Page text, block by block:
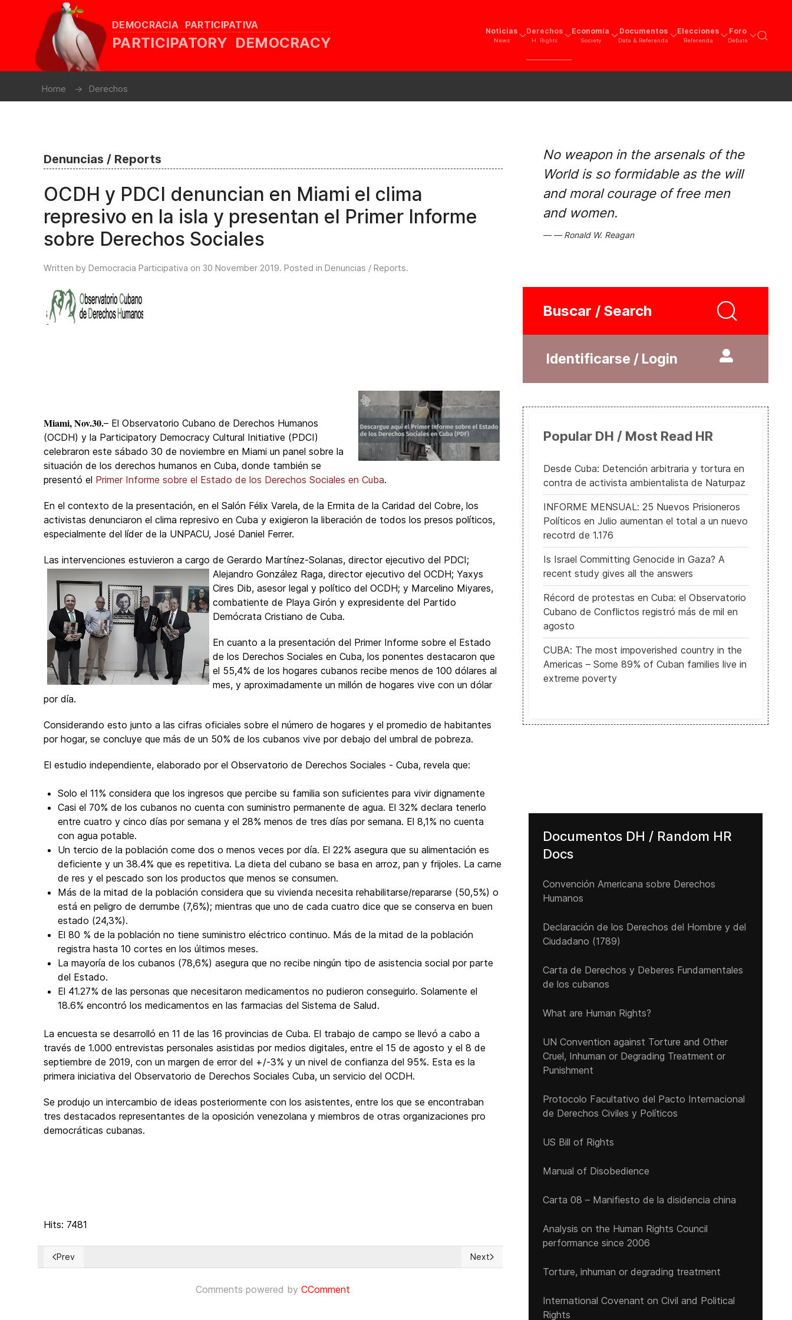
DEMOCRACIA PARTICIPATIVA
PARTICIPATORY DEMOCRACY
Noticias
News
Derechos
H. Rights
Economía
Society
Documentos
Data & Referenda
Elecciones
Referenda
Foro
Debate
Home Derechos
Denuncias / Reports
OCDH y PDCI denuncian en Miami el clima
represivo en la isla y presentan el Primer Informe
sobre Derechos Sociales
Written by Democracia Participativa on 30 November 2019. Posted in Denuncias / Reports.
Miami, Nov.30.– El Observatorio Cubano de Derechos Humanos
(OCDH) y la Participatory Democracy Cultural Initiative (PDCI)
celebraron este sábado 30 de noviembre en Miami un panel sobre la
situación de los derechos humanos en Cuba, donde también se
presentó el Primer Informe sobre el Estado de los Derechos Sociales en Cuba.
En el contexto de la presentación, en el Salón Félix Varela, de la Ermita de la Caridad del Cobre, los
activistas denunciaron el clima represivo en Cuba y exigieron la liberación de todos los presos políticos,
especialmente del líder de la UNPACU, José Daniel Ferrer.
Las intervenciones estuvieron a cargo de Gerardo Martínez-Solanas, director ejecutivo del PDCI;
Alejandro González Raga, director ejecutivo del OCDH; Yaxys
Cires Dib, asesor legal y político del OCDH; y Marcelino Miyares,
combatiente de Playa Girón y expresidente del Partido
Demócrata Cristiano de Cuba.
En cuanto a la presentación del Primer Informe sobre el Estado
de los Derechos Sociales en Cuba, los ponentes destacaron que
el 55,4% de los hogares cubanos recibe menos de 100 dólares al
mes, y aproximadamente un millón de hogares vive con un dólar
por día.
Considerando esto junto a las cifras oficiales sobre el número de hogares y el promedio de habitantes
por hogar, se concluye que más de un 50% de los cubanos vive por debajo del umbral de pobreza.
El estudio independiente, elaborado por el Observatorio de Derechos Sociales - Cuba, revela que:
Solo el 11% considera que los ingresos que percibe su familia son suficientes para vivir dignamente
Casi el 70% de los cubanos no cuenta con suministro permanente de agua. El 32% declara tenerlo
entre cuatro y cinco días por semana y el 28% menos de tres días por semana. El 8,1% no cuenta
con agua potable.
Un tercio de la población come dos o menos veces por día. El 22% asegura que su alimentación es
deficiente y un 38.4% que es repetitiva. La dieta del cubano se basa en arroz, pan y frijoles. La carne
de res y el pescado son los productos que menos se consumen.
Más de la mitad de la población considera que su vivienda necesita rehabilitarse/repararse (50,5%) o
está en peligro de derrumbe (7,6%); mientras que uno de cada cuatro dice que se conserva en buen
estado (24,3%).
El 80 % de la población no tiene suministro eléctrico continuo. Más de la mitad de la población
registra hasta 10 cortes en los últimos meses.
La mayoría de los cubanos (78,6%) asegura que no recibe ningún tipo de asistencia social por parte
del Estado.
El 41.27% de las personas que necesitaron medicamentos no pudieron conseguirlo. Solamente el
18.6% encontró los medicamentos en las farmacias del Sistema de Salud.
La encuesta se desarrolló en 11 de las 16 provincias de Cuba. El trabajo de campo se llevó a cabo a
través de 1.000 entrevistas personales asistidas por medios digitales, entre el 15 de agosto y el 8 de
septiembre de 2019, con un margen de error del +/-3% y un nivel de confianza del 95%. Esta es la
primera iniciativa del Observatorio de Derechos Sociales Cuba, un servicio del OCDH.
Se produjo un intercambio de ideas posteriormente con los asistentes, entre los que se encontraban
tres destacados representantes de la oposición venezolana y miembros de otras organizaciones pro
democráticas cubanas.
Hits: 7481
Previous article: Encuentran en una tarjeta de Navidad el mensaje de Auxilio de un preso en China
Prev Next article: SAUDI ARABIA: G20 leaders must address dire human rights record
Next
Comments powered byCComment
No weapon in the arsenals of the
World is so formidable as the will
and moral courage of free men
and women.
Ronald W. Reagan
Buscar / Search
Identificarse / Login
Popular DH / Most Read HR
Desde Cuba: Detención arbitraria y tortura en
contra de activista ambientalista de Naturpaz
INFORME MENSUAL: 25 Nuevos Prisioneros
Políticos en Julio aumentan el total a un nuevo
recotrd de 1.176
Is Israel Committing Genocide in Gaza? A
recent study gives all the answers
Récord de protestas en Cuba: el Observatorio
Cubano de Conflictos registró más de mil en
agosto
CUBA: The most impoverished country in the
Americas – Some 89% of Cuban families live in
extreme poverty
Documentos DH / Random HR
Docs
Convención Americana sobre Derechos
Humanos
Declaración de los Derechos del Hombre y del
Ciudadano (1789)
Carta de Derechos y Deberes Fundamentales
de los cubanos
What are Human Rights?
UN Convention against Torture and Other
Cruel, Inhuman or Degrading Treatment or
Punishment
Protocolo Facultativo del Pacto Internacional
de Derechos Civiles y Políticos
US Bill of Rights
Manual of Disobedience
Carta 08 – Manifiesto de la disidencia china
Analysis on the Human Rights Council
performance since 2006
Torture, inhuman or degrading treatment
International Covenant on Civil and Political
Rights